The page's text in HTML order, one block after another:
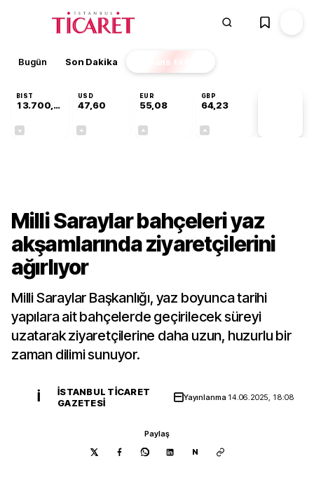
Bugün Son Dakika Finans EKSTRA
BIST
13.700,08
USD
47,60
EUR
55,08
GBP
64,23
Milli Saraylar bahçeleri yaz
akşamlarında ziyaretçilerini
ağırlıyor
Milli Saraylar Başkanlığı, yaz boyunca tarihi
yapılara ait bahçelerde geçirilecek süreyi
uzatarak ziyaretçilerine daha uzun, huzurlu bir
zaman dilimi sunuyor.
İ
İSTANBUL TICARET
GAZETESI
Yayınlanma 14.06.2025, 18:08
Paylaş
N